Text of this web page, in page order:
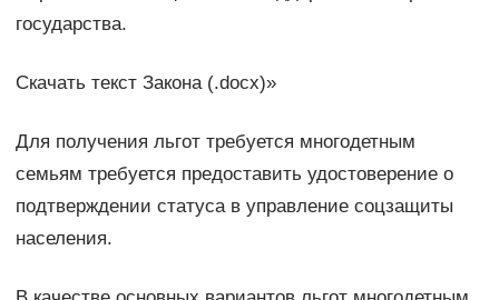
государства.
Скачать текст Закона (.docx)»
Для получения льгот требуется многодетным
семьям требуется предоставить удостоверение о
подтверждении статуса в управление соцзащиты
населения.